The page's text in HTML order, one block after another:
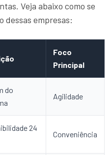
Veja abaixo como se
dessas empresas:
Foco
Principal
do
Agilidade
24
Conveniência